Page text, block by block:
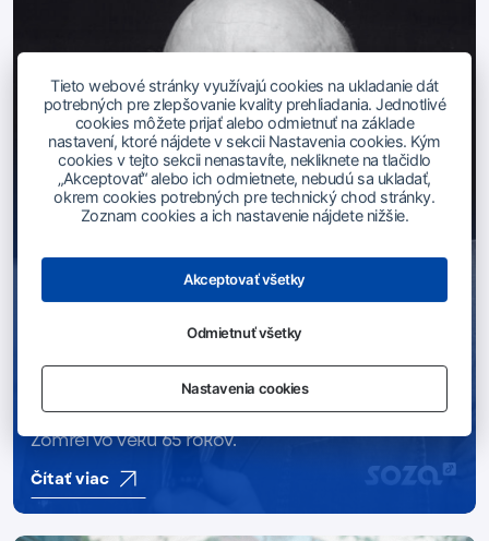
Slovenská hudobná scéna sa lúči s textárom
Martinom Sarvašom
Zomrel vo veku 65 rokov.
Čítať viac
Tieto webové stránky využívajú cookies na ukladanie dát
potrebných pre zlepšovanie kvality prehliadania. Jednotlivé
cookies môžete prijať alebo odmietnuť na základe
nastavení, ktoré nájdete v sekcii Nastavenia cookies. Kým
cookies v tejto sekcii nenastavíte, nekliknete na tlačidlo
„Akceptovať“ alebo ich odmietnete, nebudú sa ukladať,
okrem cookies potrebných pre technický chod stránky.
Zoznam cookies a ich nastavenie nájdete nižšie.
Akceptovať všetky
Odmietnuť všetky
Nastavenia cookies